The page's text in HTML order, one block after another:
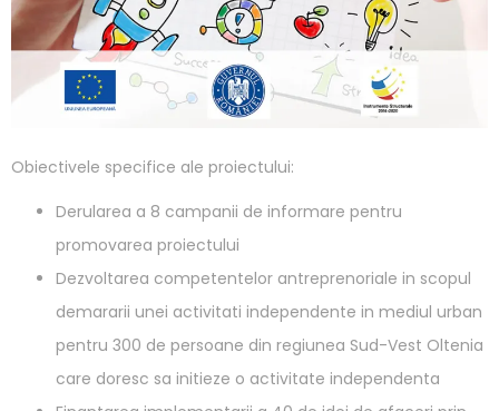
Obiectivele specifice ale proiectului:
Derularea a 8 campanii de informare pentru
promovarea proiectului
Dezvoltarea competentelor antreprenoriale in scopul
demararii unei activitati independente in mediul urban
pentru 300 de persoane din regiunea Sud-Vest Oltenia
care doresc sa initieze o activitate independenta